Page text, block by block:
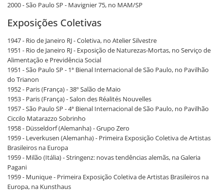
2000 - São Paulo SP - Mavignier 75, no MAM/SP
Exposições Coletivas
1947 - Rio de Janeiro RJ - Coletiva, no Atelier Silvestre
1951 - Rio de Janeiro RJ - Exposição de Naturezas-Mortas, no Serviço de
Alimentação e Previdência Social
1951 - São Paulo SP - 1ª Bienal Internacional de São Paulo, no Pavilhão
do Trianon
1952 - Paris (França) - 38º Salão de Maio
1953 - Paris (França) - Salon des Réalités Nouvelles
1957 - São Paulo SP - 4ª Bienal Internacional de São Paulo, no Pavilhão
Ciccilo Matarazzo Sobrinho
1958 - Düsseldorf (Alemanha) - Grupo Zero
1959 - Leverkusen (Alemanha) - Primeira Exposição Coletiva de Artistas
Brasileiros na Europa
1959 - Milão (Itália) - Stringenz: novas tendências alemãs, na Galeria
Pagani
1959 - Munique - Primeira Exposição Coletiva de Artistas Brasileiros na
Europa, na Kunsthaus